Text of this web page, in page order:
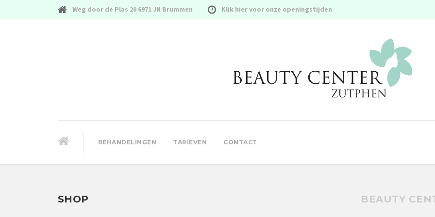
Weg door de Plas 20 6971 JN Brummen Klik hier voor onze openingstijden
BEHANDELINGEN TARIEVEN CONTACT
SHOP BEAUTY